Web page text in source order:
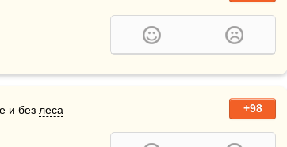
+98
и без леса